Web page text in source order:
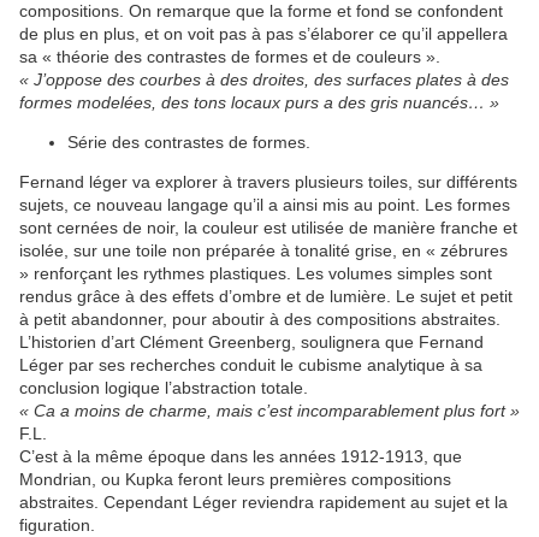
compositions. On remarque que la forme et fond se confondent
de plus en plus, et on voit pas à pas s’élaborer ce qu’il appellera
sa « théorie des contrastes de formes et de couleurs ».
« J’oppose des courbes à des droites, des surfaces plates à des
formes modelées, des tons locaux purs a des gris nuancés… »
Série des contrastes de formes.
Fernand léger va explorer à travers plusieurs toiles, sur différents
sujets, ce nouveau langage qu’il a ainsi mis au point. Les formes
sont cernées de noir, la couleur est utilisée de manière franche et
isolée, sur une toile non préparée à tonalité grise, en « zébrures
» renforçant les rythmes plastiques. Les volumes simples sont
rendus grâce à des effets d’ombre et de lumière. Le sujet et petit
à petit abandonner, pour aboutir à des compositions abstraites.
L’historien d’art Clément Greenberg, soulignera que Fernand
Léger par ses recherches conduit le cubisme analytique à sa
conclusion logique l’abstraction totale.
« Ca a moins de charme, mais c’est incomparablement plus fort »
F.L.
C’est à la même époque dans les années 1912-1913, que
Mondrian, ou Kupka feront leurs premières compositions
abstraites. Cependant Léger reviendra rapidement au sujet et la
figuration.